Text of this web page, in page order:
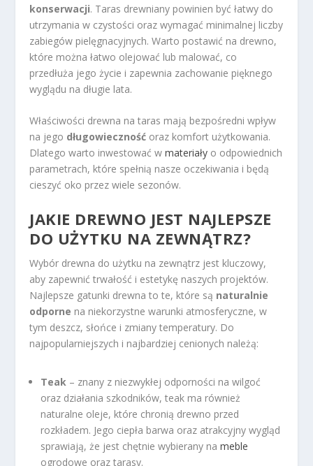
konserwacji. Taras drewniany powinien być łatwy do
utrzymania w czystości oraz wymagać minimalnej liczby
zabiegów pielęgnacyjnych. Warto postawić na drewno,
które można łatwo olejować lub malować, co
przedłuża jego życie i zapewnia zachowanie pięknego
wyglądu na długie lata.
Właściwości drewna na taras mają bezpośredni wpływ
na jego długowieczność oraz komfort użytkowania.
Dlatego warto inwestować wmateriały o odpowiednich
parametrach, które spełnią nasze oczekiwania i będą
cieszyć oko przez wiele sezonów.
JAKIE DREWNO JEST NAJLEPSZE
DO UŻYTKU NA ZEWNĄTRZ?
Wybór drewna do użytku na zewnątrz jest kluczowy,
aby zapewnić trwałość i estetykę naszych projektów.
Najlepsze gatunki drewna to te, które są naturalnie
odporne na niekorzystne warunki atmosferyczne, w
tym deszcz, słońce i zmiany temperatury. Do
najpopularniejszych i najbardziej cenionych należą:
Teak – znany z niezwykłej odporności na wilgoć
oraz działania szkodników, teak ma również
naturalne oleje, które chronią drewno przed
rozkładem. Jego ciepła barwa oraz atrakcyjny wygląd
sprawiają, że jest chętnie wybierany nameble
ogrodowe oraz tarasy.